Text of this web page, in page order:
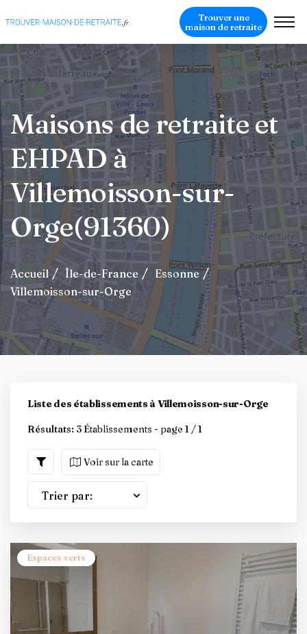
Trouver une
maison de retraite
Maisons de retraite et
EHPAD à
Villemoisson-sur-
Orge(91360)
Accueil Île-de-France
Essonne
Villemoisson-sur-Orge
Liste des établissements à Villemoisson-sur-Orge
Résultats: 3 Établissements - page 1 / 1
Voir sur la carte
Trier par:
Espaces verts